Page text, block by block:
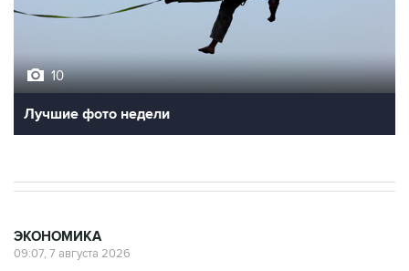
10
Лучшие фото недели
ЭКОНОМИКА
09:07, 7 августа 2026